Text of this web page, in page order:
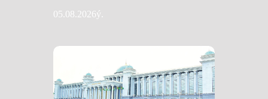
05.08.2026ý.